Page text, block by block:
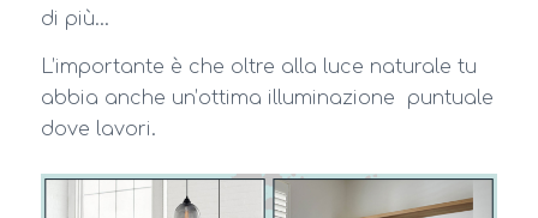
di più…
L’importante è che oltre alla luce naturale tu
abbia anche un’ottima illuminazione puntuale
dove lavori.